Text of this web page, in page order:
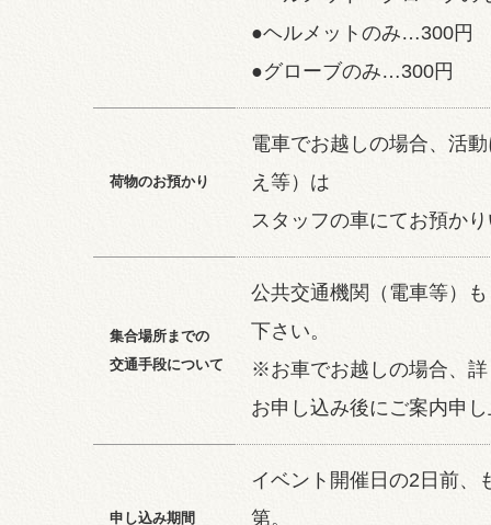
●ヘルメットのみ…300円
●グローブのみ…300円
荷物のお預かり
電車でお越しの場合、活
え等）は
スタッフの車にてお預か
集合場所までの
交通手段について
公共交通機関（電車等）
下さい。
※お車でお越しの場合、
お申し込み後にご案内申
申し込み期間
イベント開催日の2日前、
第。